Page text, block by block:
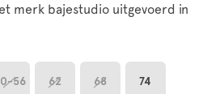
merk bajestudio uitgevoerd in
56 62 68 74